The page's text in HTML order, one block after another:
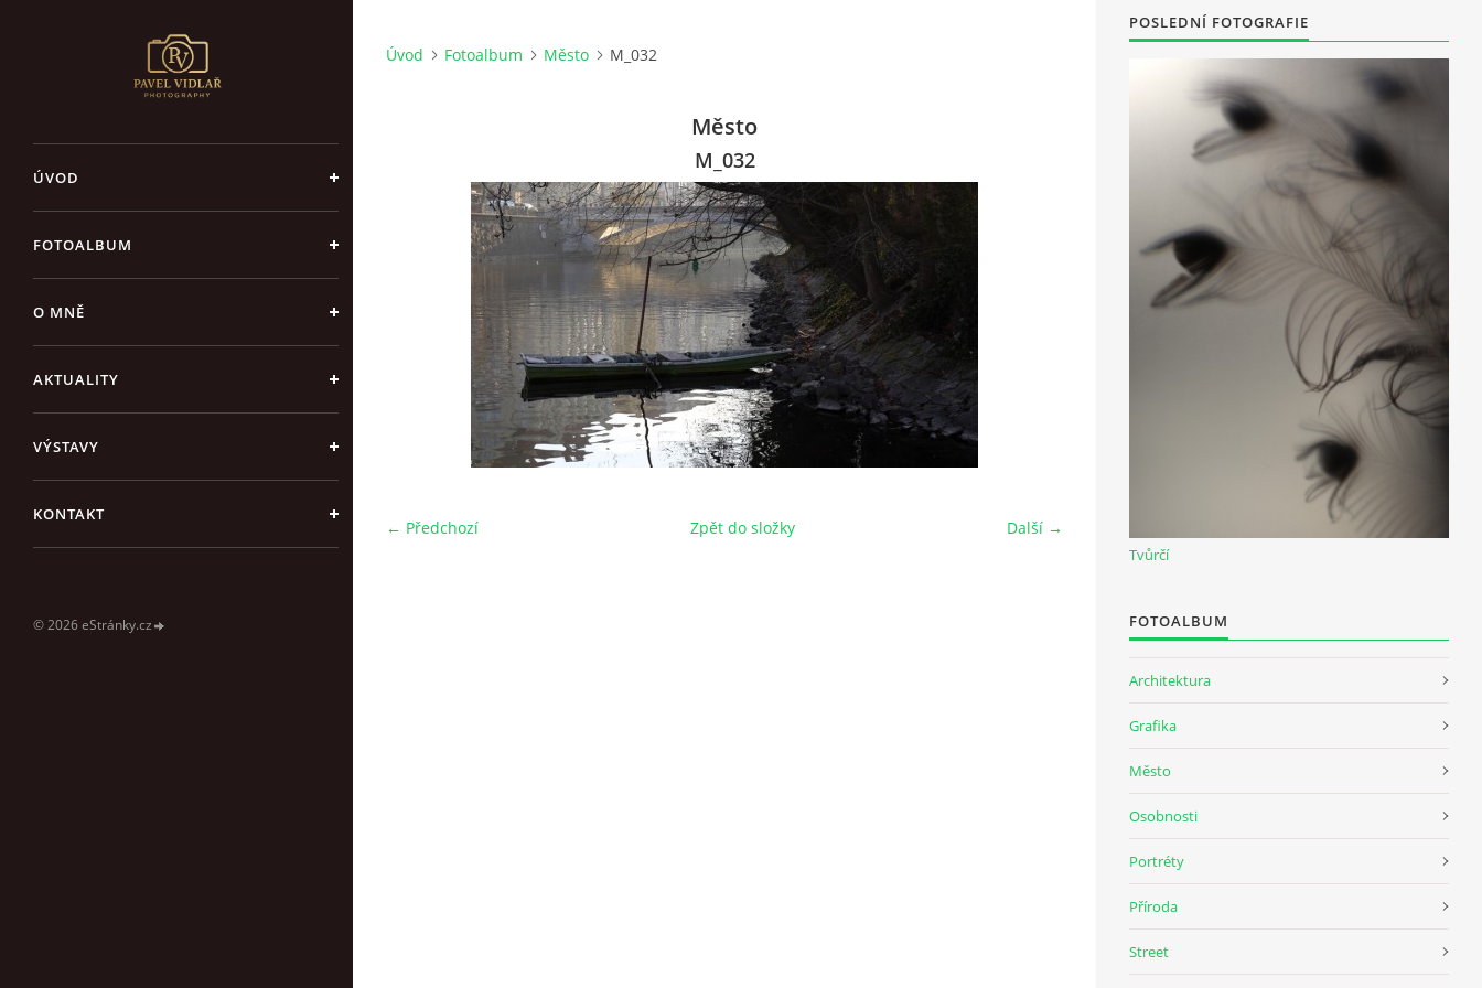
ÚVOD
FOTOALBUM
O MNĚ
AKTUALITY
VÝSTAVY
KONTAKT
© 2026 eStránky.cz
Úvod Fotoalbum Město M_032
Město
M_032
← Předchozí Další →
Zpět do složky
POSLEDNÍ FOTOGRAFIE
Tvůrčí
FOTOALBUM
Architektura
Grafika
Město
Osobnosti
Portréty
Příroda
Street